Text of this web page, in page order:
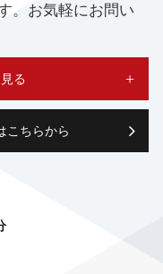
。お気軽にお問い
る
こちらから